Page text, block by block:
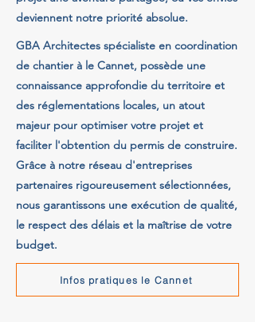
deviennent notre priorité absolue.
GBA Architectes spécialiste en coordination
de chantier à le Cannet, possède une
connaissance approfondie du territoire et
des réglementations locales, un atout
majeur pour optimiser votre projet et
faciliter l'obtention du permis de construire.
Grâce à notre réseau d'entreprises
partenaires rigoureusement sélectionnées,
nous garantissons une exécution de qualité,
le respect des délais et la maîtrise de votre
budget.
Infos pratiques le Cannet